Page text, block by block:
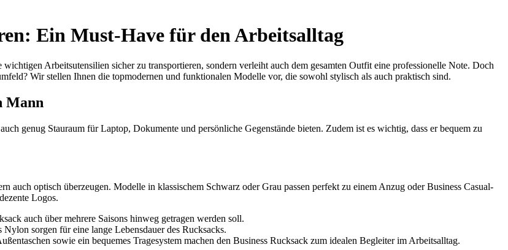
Ein Must-Have für den Arbeitsalltag
Arbeitsutensilien sicher zu transportieren, sondern verleiht auch dem gesamten Outfit eine professionelle Note. Doch
Wir stellen Ihnen die topmodernen und funktionalen Modelle vor, die sowohl stylisch als auch praktisch sind.
Mann
genug Stauraum für Laptop, Dokumente und persönliche Gegenstände bieten. Zudem ist es wichtig, dass er bequem zu
auch optisch überzeugen. Modelle in klassischem Schwarz oder Grau passen perfekt zu einem Anzug oder Business Casual-
Logos.
auch über mehrere Saisons hinweg getragen werden soll.
sorgen für eine lange Lebensdauer des Rucksacks.
sowie ein bequemes Tragesystem machen den Business Rucksack zum idealen Begleiter im Arbeitsalltag.